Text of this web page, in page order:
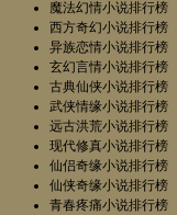
魔法幻情小说排行榜
西方奇幻小说排行榜
异族恋情小说排行榜
玄幻言情小说排行榜
古典仙侠小说排行榜
武侠情缘小说排行榜
远古洪荒小说排行榜
现代修真小说排行榜
仙侣奇缘小说排行榜
仙侠奇缘小说排行榜
青春疼痛小说排行榜